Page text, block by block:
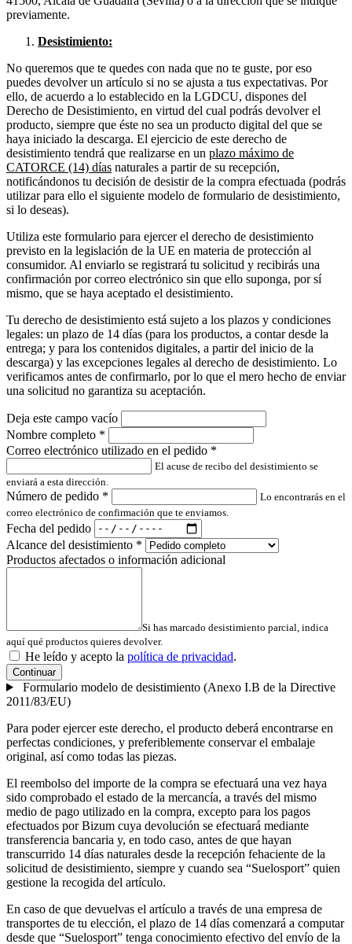
previamente.
Desistimiento:
No queremos que te quedes con nada que no te guste, por eso
puedes devolver un artículo si no se ajusta a tus expectativas. Por
ello, de acuerdo a lo establecido en la LGDCU, dispones del
Derecho de Desistimiento, en virtud del cual podrás devolver el
producto, siempre que éste no sea un producto digital del que se
haya iniciado la descarga. El ejercicio de este derecho de
desistimiento tendrá que realizarse en un plazo máximo de
CATORCE (14) días naturales a partir de su recepción,
notificándonos tu decisión de desistir de la compra efectuada (podrás
utilizar para ello el siguiente modelo de formulario de desistimiento,
si lo deseas).
Utiliza este formulario para ejercer el derecho de desistimiento
previsto en la legislación de la UE en materia de protección al
consumidor. Al enviarlo se registrará tu solicitud y recibirás una
confirmación por correo electrónico sin que ello suponga, por sí
mismo, que se haya aceptado el desistimiento.
Tu derecho de desistimiento está sujeto a los plazos y condiciones
legales: un plazo de 14 días (para los productos, a contar desde la
entrega; y para los contenidos digitales, a partir del inicio de la
descarga) y las excepciones legales al derecho de desistimiento. Lo
verificamos antes de confirmarlo, por lo que el mero hecho de enviar
una solicitud no garantiza su aceptación.
Deja este campo vacío
Nombre completo *
Correo electrónico utilizado en el pedido *
El acuse de recibo del desistimiento se
enviará a esta dirección.
Número de pedido *
Lo encontrarás en el
correo electrónico de confirmación que te enviamos.
Fecha del pedido
Alcance del desistimiento *
Productos afectados o información adicional
Si has marcado desistimiento parcial, indica
aquí qué productos quieres devolver.
He leído y acepto la política de privacidad.
Continuar
Formulario modelo de desistimiento (Anexo I.B de la Directive
2011/83/EU)
Para poder ejercer este derecho, el producto deberá encontrarse en
perfectas condiciones, y preferiblemente conservar el embalaje
original, así como todas las piezas.
El reembolso del importe de la compra se efectuará una vez haya
sido comprobado el estado de la mercancía, a través del mismo
medio de pago utilizado en la compra, excepto para los pagos
efectuados por Bizum cuya devolución se efectuará mediante
transferencia bancaria y, en todo caso, antes de que hayan
transcurrido 14 días naturales desde la recepción fehaciente de la
solicitud de desistimiento, siempre y cuando sea “Suelosport” quien
gestione la recogida del artículo.
En caso de que devuelvas el artículo a través de una empresa de
transportes de tu elección, el plazo de 14 días comenzará a computar
desde que “Suelosport” tenga conocimiento efectivo del envío de la